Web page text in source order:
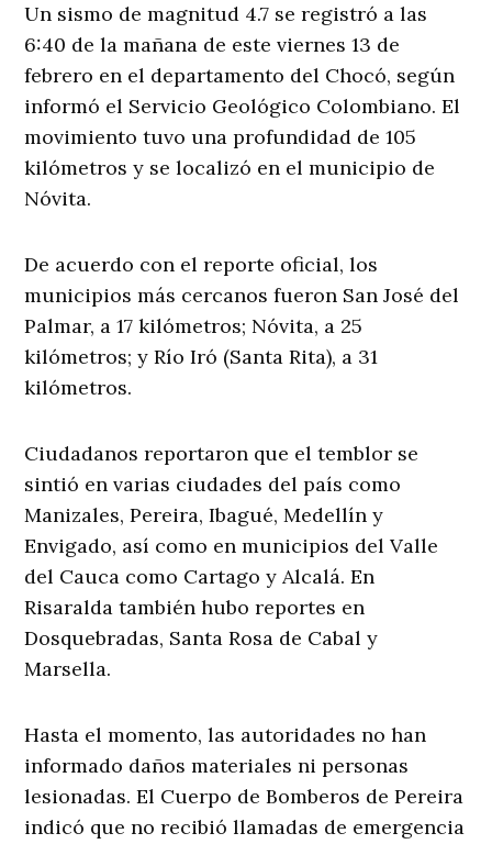
Un sismo de magnitud 4.7 se registró a las
6:40 de la mañana de este viernes 13 de
febrero en el departamento del Chocó, según
informó el Servicio Geológico Colombiano. El
movimiento tuvo una profundidad de 105
kilómetros y se localizó en el municipio de
Nóvita.
De acuerdo con el reporte oficial, los
municipios más cercanos fueron San José del
Palmar, a 17 kilómetros; Nóvita, a 25
kilómetros; y Río Iró (Santa Rita), a 31
kilómetros.
Ciudadanos reportaron que el temblor se
sintió en varias ciudades del país como
Manizales, Pereira, Ibagué, Medellín y
Envigado, así como en municipios del Valle
del Cauca como Cartago y Alcalá. En
Risaralda también hubo reportes en
Dosquebradas, Santa Rosa de Cabal y
Marsella.
Hasta el momento, las autoridades no han
informado daños materiales ni personas
lesionadas. El Cuerpo de Bomberos de Pereira
indicó que no recibió llamadas de emergencia